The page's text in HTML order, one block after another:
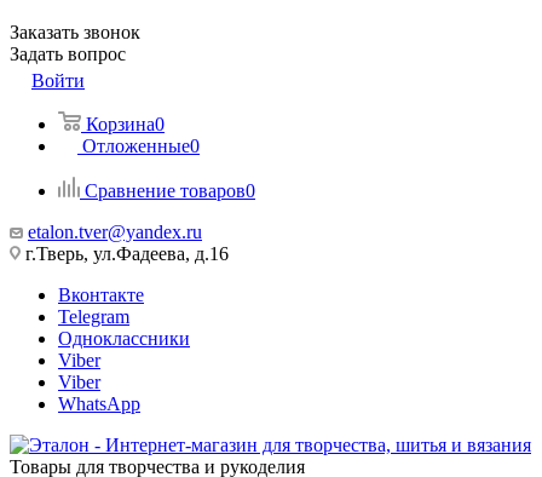
Заказать звонок
Задать вопрос
Войти
Корзина0
Отложенные0
Сравнение товаров0
etalon.tver@yandex.ru
г.Тверь, ул.Фадеева, д.16
Вконтакте
Telegram
Одноклассники
Viber
Viber
WhatsApp
Товары для творчества и рукоделия